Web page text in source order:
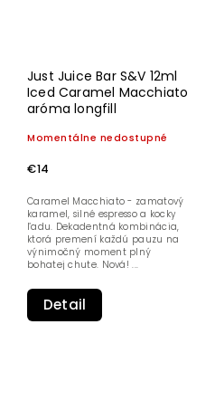
Just Juice Bar S&V 12ml
Iced Caramel Macchiato
aróma longfill
Momentálne nedostupné
€14
Detail
Caramel Macchiato - zamatový
karamel, silné espresso a kocky
ľadu. Dekadentná kombinácia,
ktorá premení každú pauzu na
výnimočný moment plný
bohatej chute. Nová! ...